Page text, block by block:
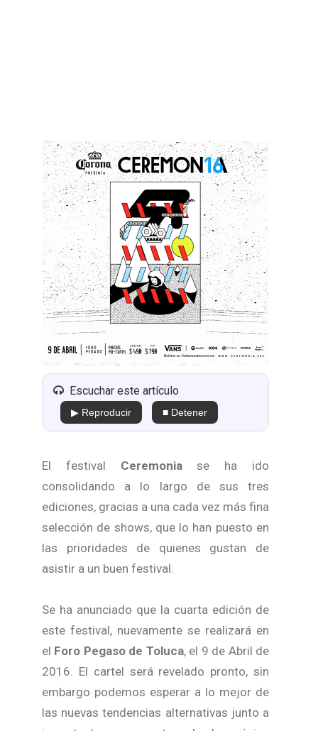
Escuchar este artículo
▶ Reproducir ■ Detener
El festival Ceremoniase ha ido
consolidando a lo largo de sus tres
ediciones, gracias a una cada vez más fina
selección de shows, que lo han puesto en
las prioridades de quienes gustan de
asistir a un buen festival.
Se ha anunciado que la cuarta edición de
este festival, nuevamente se realizará en
el Foro Pegaso de Toluca, el 9 de Abril de
2016. El cartel será revelado pronto, sin
embargo podemos esperar a lo mejor de
las nuevas tendencias alternativas junto a